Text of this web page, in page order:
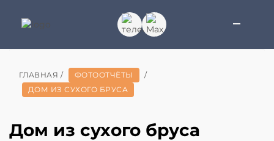
ГЛАВНАЯ / ФОТООТЧЁТЫ
/
ДОМ ИЗ СУХОГО БРУСА
Дом из сухого бруса